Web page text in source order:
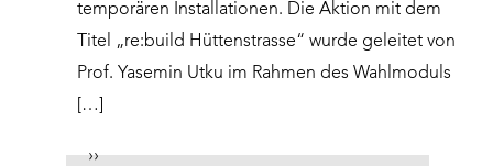
temporären Installationen. Die Aktion mit dem
Titel „re:build Hüttenstrasse“ wurde geleitet von
Prof. Yasemin Utku im Rahmen des Wahlmoduls
[…]
››